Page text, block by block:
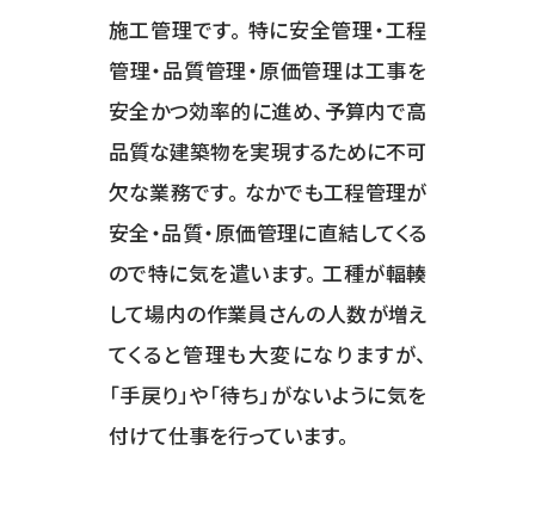
施工管理です。 特に安全管理・工程
管理・品質管理・原価管理は工事を
安全かつ効率的に進め、予算内で高
品質な建築物を実現するために不可
欠な業務です。 なかでも工程管理が
安全・品質・原価管理に直結してくる
ので特に気を遣います。 工種が輻輳
して場内の作業員さんの人数が増え
てくると管理も大変になりますが、
「手戻り」や「待ち」がないように気を
付けて仕事を行っています。